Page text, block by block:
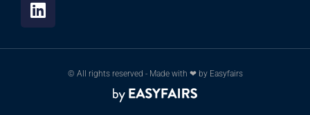
© All rights reserved - Made with ❤ by Easyfairs